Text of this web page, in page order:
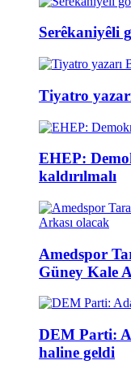
Serêkaniyêli
Tiyatro
EHEP:
kaldırılmalı
Amedspor
Güney Kale
DEM Parti:
haline geldi